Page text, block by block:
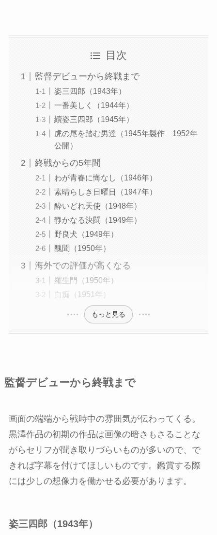
目次
監督デビューから終戦まで
姿三四郎（1943年）
一番美しく（1944年）
續姿三四郎（1945年）
虎の尾を踏む男達（1945年製作 1952年
公開）
終戦からの5年間
わが青春に悔なし（1946年）
素晴らしき日曜日（1947年）
酔いどれ天使（1948年）
静かなる決闘（1949年）
野良犬（1949年）
醜聞（1950年）
海外での評価が高くなる
羅生門（1950年）
白痴（1951年）
もっと見る
監督デビューから終戦まで
画面の端端から戦時中の雰囲気が伝わってくる。
黒澤作品の初期の作品は画像の暗さもさることな
がらセリフが聞き取りづらいものが多いので、で
きれば字幕を付けてほしいものです。鑑賞する際
には少しの想像力を働かせる必要があります。
姿三四郎（1943年）